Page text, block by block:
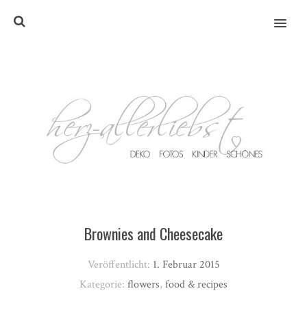
MENU
Brownies and Cheesecake
Veröffentlicht: 1. Februar 2015
Kategorie: flowers, food & recipes